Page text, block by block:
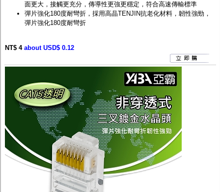
面更大，接觸更充分，傳導性更強更穩定，符合高速傳輸標準
彈片強化180度耐彎折，採用高晶TENJIN抗老化材料，韌性強勁，
彈片強化180度耐彎折
NT$ 4 about USD$ 0.12